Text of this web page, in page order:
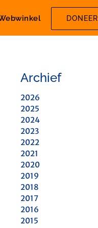
DONEER
Archief
2026
2025
2024
2023
2022
2021
2020
2019
2018
2017
2016
2015